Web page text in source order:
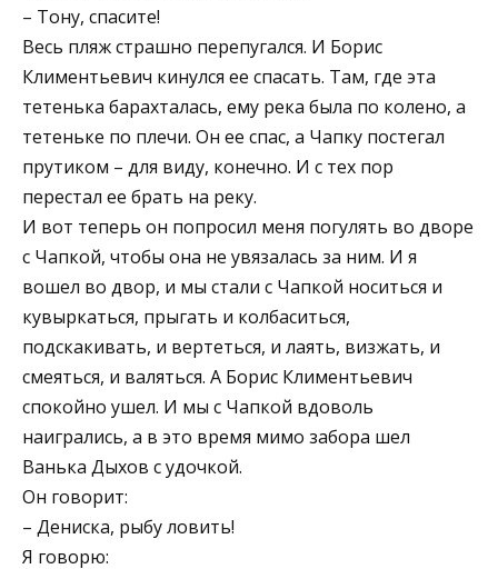
– Тону, спасите!
Весь пляж страшно перепугался. И Борис
Климентьевич кинулся ее спасать. Там, где эта
тетенька барахталась, ему река была по колено, а
тетеньке по плечи. Он ее спас, а Чапку постегал
прутиком – для виду, конечно. И с тех пор
перестал ее брать на реку.
И вот теперь он попросил меня погулять во дворе
с Чапкой, чтобы она не увязалась за ним. И я
вошел во двор, и мы стали с Чапкой носиться и
кувыркаться, прыгать и колбаситься,
подскакивать, и вертеться, и лаять, визжать, и
смеяться, и валяться. А Борис Климентьевич
спокойно ушел. И мы с Чапкой вдоволь
наигрались, а в это время мимо забора шел
Ванька Дыхов с удочкой.
Он говорит:
– Дениска, рыбу ловить!
Я говорю: